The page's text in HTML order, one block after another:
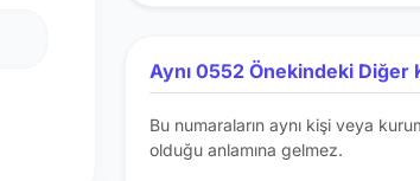
Aynı 0552 Önekindeki Diğer
Bu numaraların aynı kişi veya
olduğu anlamına gelmez.